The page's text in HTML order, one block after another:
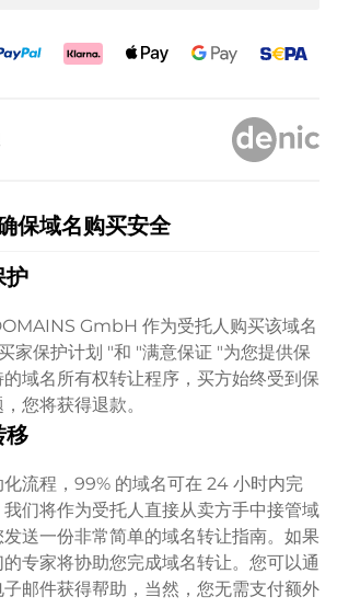
保域名购买安全
护
GmbH 作为受托人购买该域名
家保护计划 "和 "满意保证 "为您提供保
域名所有权转让程序，买方始终受到保
您将获得退款。
移
流程，99% 的域名可在 24 小时内完
们将作为受托人直接从卖方手中接管域
送一份非常简单的域名转让指南。如果
专家将协助您完成域名转让。您可以通
邮件获得帮助，当然，您无需支付额外